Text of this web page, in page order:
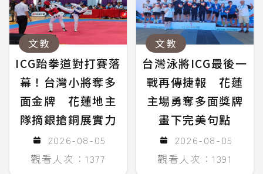
文教
ICG跆拳道對打賽落
幕！台灣小將奪多
面金牌 花蓮地主
隊摘銀搶銅展實力
2026-08-05
觀看人次：1377
文教
台灣泳將ICG最後一
戰再傳捷報 花蓮
主場勇奪多面獎牌
畫下完美句點
2026-08-05
觀看人次：1391